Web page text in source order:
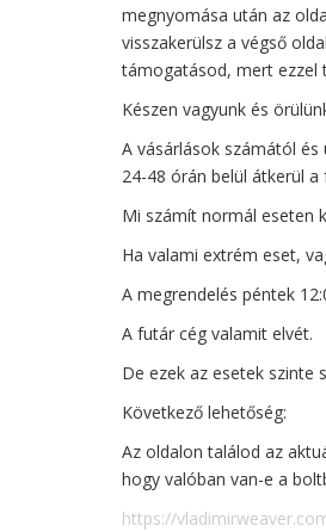
megnyomása után az
visszakerülsz a végső
támogatásod, mert ezzel
Készen vagyunk és
A vásárlások számától
24-48 órán belül átkerül
Mi számít normál eseten
Ha valami extrém eset,
A megrendelés péntek
A futár cég valamit elvét.
De ezek az esetek szinte
Következő lehetőség:
Az oldalon találod az
hogy valóban van-e a
https://